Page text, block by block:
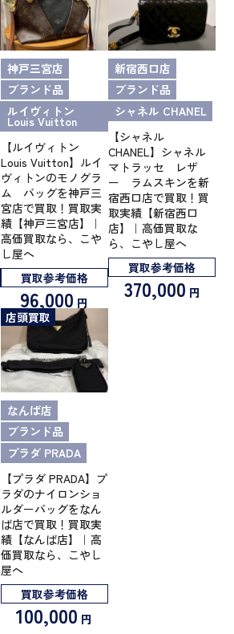
神戸三宮店
ブランド品
ルイヴィトン
Louis Vuitton
【ルイヴィトン
Louis Vuitton】ルイ
ヴィトンのモノグラ
ム バッグを神戸三
宮店で買取！買取実
績【神戸三宮店】｜
高価買取なら、こや
し屋へ
買取参考価格
96,000 円
新宿西口店
ブランド品
シャネル CHANEL
【シャネル
CHANEL】シャネル
マトラッセ レザ
ー ラムスキンを新
宿西口店で買取！買
取実績【新宿西口
店】｜高価買取な
ら、こやし屋へ
買取参考価格
370,000 円
店頭買取
なんば店
ブランド品
プラダ PRADA
【プラダ PRADA】プ
ラダのナイロンショ
ルダーバッグをなん
ば店で買取！買取実
績【なんば店】｜高
価買取なら、こやし
屋へ
買取参考価格
100,000 円